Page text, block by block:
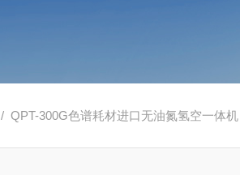
/ QPT-300G色谱耗材进口无油氮氢空一体机